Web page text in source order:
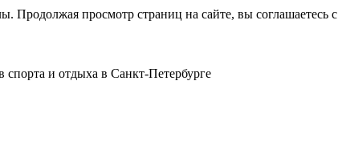
Продолжая просмотр страниц на сайте, вы соглашаетесь с
и отдыха в Санкт‑Петербурге